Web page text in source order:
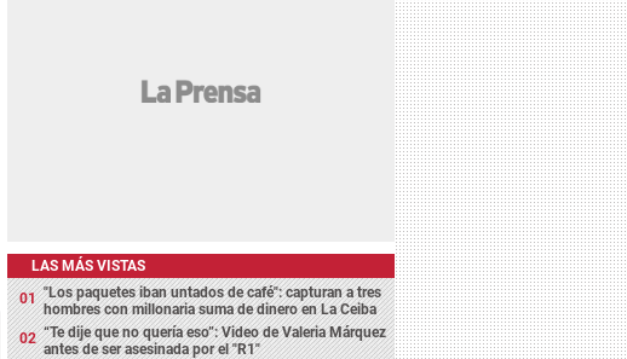
LAS MÁS VISTAS
"Los paquetes iban untados de café": capturan a tres
hombres con millonaria suma de dinero en La Ceiba
“Te dije que no quería eso”: Video de Valeria Márquez
antes de ser asesinada por el "R1"